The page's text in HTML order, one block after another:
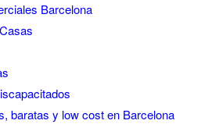
Barcelona
baratas y low cost en Barcelona